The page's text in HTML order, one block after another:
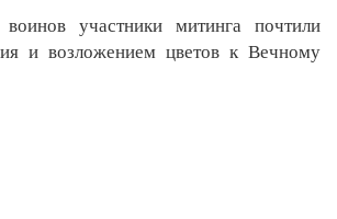
участники митинга почтили
и возложением цветов к Вечному